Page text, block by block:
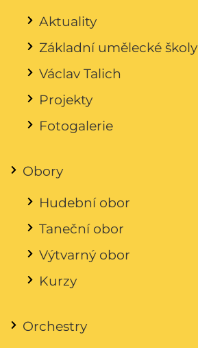
Aktuality
Základní umělecké školy
Václav Talich
Projekty
Fotogalerie
Obory
Hudební obor
Taneční obor
Výtvarný obor
Kurzy
Orchestry